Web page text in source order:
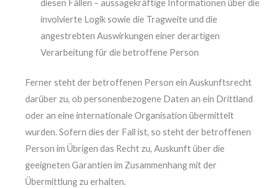
diesen Fällen – aussagekräftige Informationen über die
involvierte Logik sowie die Tragweite und die
angestrebten Auswirkungen einer derartigen
Verarbeitung für die betroffene Person
Ferner steht der betroffenen Person ein Auskunftsrecht
darüber zu, ob personenbezogene Daten an ein Drittland
oder an eine internationale Organisation übermittelt
wurden. Sofern dies der Fall ist, so steht der betroffenen
Person im Übrigen das Recht zu, Auskunft über die
geeigneten Garantien im Zusammenhang mit der
Übermittlung zu erhalten.